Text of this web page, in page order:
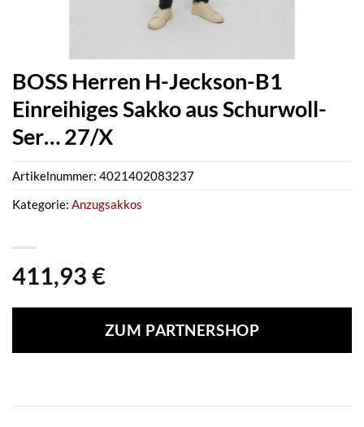
BOSS Herren H-Jeckson-B1
Einreihiges Sakko aus Schurwoll-
Ser… 27/X
411,93 €
ZUM PARTNERSHOP
Artikelnummer: 4021402083237
Kategorie: Anzugsakkos